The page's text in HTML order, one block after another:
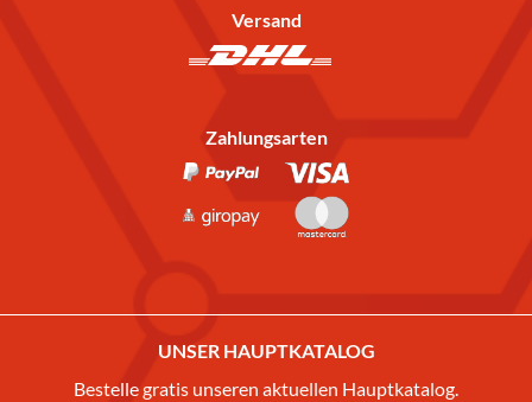
Versand
Zahlungsarten
UNSER HAUPTKATALOG
Bestelle gratis unseren aktuellen Hauptkatalog.